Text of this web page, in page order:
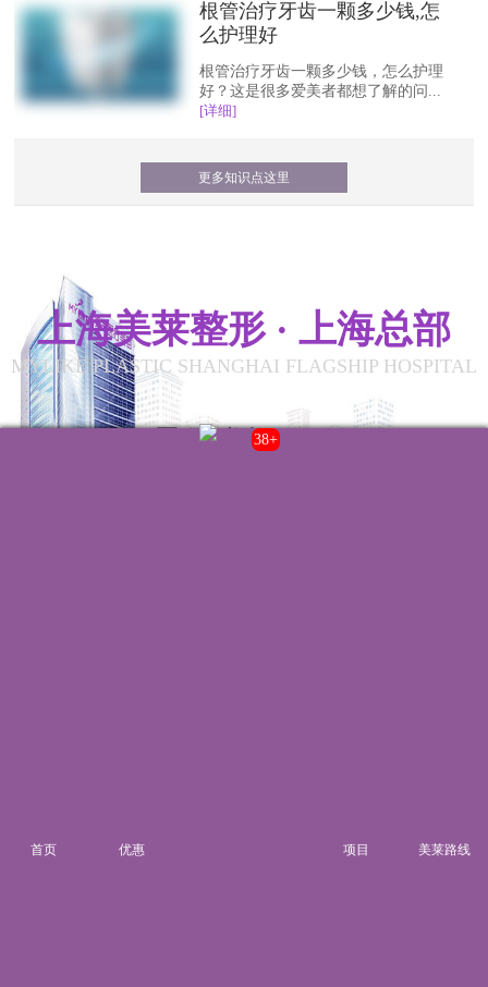
根管治疗牙齿一颗多少钱,怎
么护理好
根管治疗牙齿一颗多少钱，怎么护理
好？这是很多爱美者都想了解的问...
[详细]
更多知识点这里
上海美莱整形 · 上海总部
MYLIKE PLASTIC SHANGHAI FLAGSHIP HOSPITAL
整形美容修复
首页 优惠
38+
项目 美莱路线